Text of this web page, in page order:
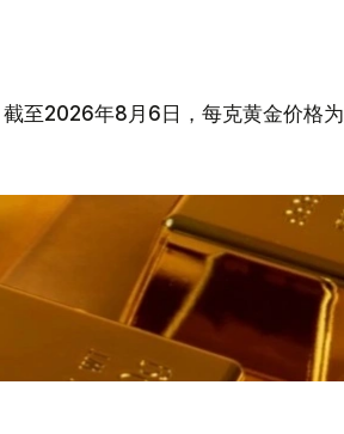
至2026年8月6日，每克黄金价格为